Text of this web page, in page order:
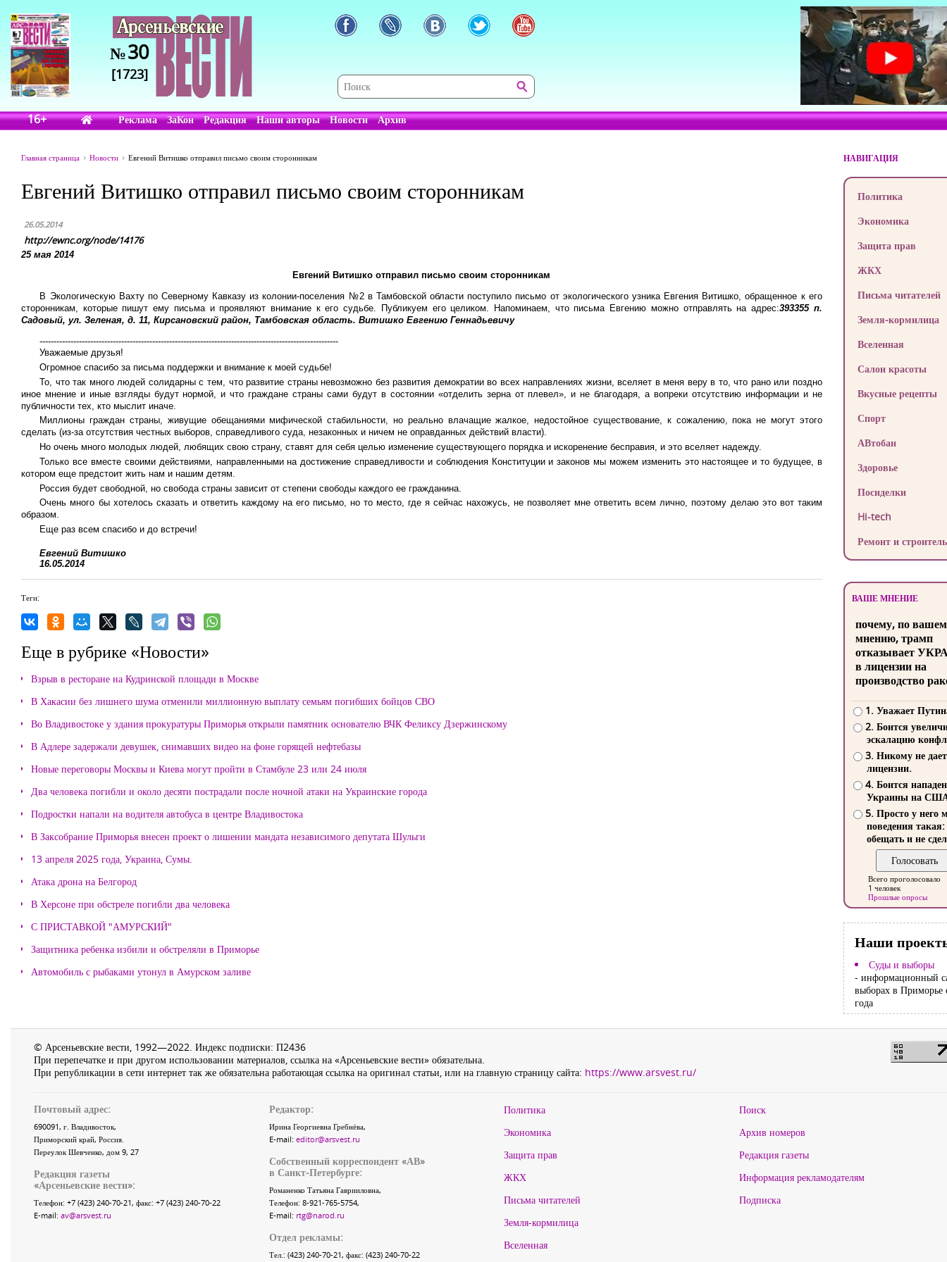
№30
[1723]
16+ Реклама ЗаКон Редакция Наши авторы Новости Архив
Главная страница Новости Евгений Витишко отправил письмо своим сторонникам
Евгений Витишко отправил письмо своим сторонникам
26.05.2014
http://ewnc.org/node/14176
25 мая 2014
Евгений Витишко отправил письмо своим сторонникам
В Экологическую Вахту по Северному Кавказу из колонии-поселения №2 в Тамбовской области поступило письмо от экологического узника Евгения Витишко, обращенное к его
сторонникам, которые пишут ему письма и проявляют внимание к его судьбе. Публикуем его целиком. Напоминаем, что письма Евгению можно отправлять на адрес:393355 п.
Садовый, ул. Зеленая, д. 11, Кирсановский район, Тамбовская область. Витишко Евгению Геннадьевичу
----------------------------------------------------------------------------------------------------------
Уважаемые друзья!
Огромное спасибо за письма поддержки и внимание к моей судьбе!
То, что так много людей солидарны с тем, что развитие страны невозможно без развития демократии во всех направлениях жизни, вселяет в меня веру в то, что рано или поздно
иное мнение и иные взгляды будут нормой, и что граждане страны сами будут в состоянии «отделить зерна от плевел», и не благодаря, а вопреки отсутствию информации и не
публичности тех, кто мыслит иначе.
Миллионы граждан страны, живущие обещаниями мифической стабильности, но реально влачащие жалкое, недостойное существование, к сожалению, пока не могут этого
сделать (из-за отсутствия честных выборов, справедливого суда, незаконных и ничем не оправданных действий власти).
Но очень много молодых людей, любящих свою страну, ставят для себя целью изменение существующего порядка и искоренение бесправия, и это вселяет надежду.
Только все вместе своими действиями, направленными на достижение справедливости и соблюдения Конституции и законов мы можем изменить это настоящее и то будущее, в
котором еще предстоит жить нам и нашим детям.
Россия будет свободной, но свобода страны зависит от степени свободы каждого ее гражданина.
Очень много бы хотелось сказать и ответить каждому на его письмо, но то место, где я сейчас нахожусь, не позволяет мне ответить всем лично, поэтому делаю это вот таким
образом.
Еще раз всем спасибо и до встречи!
Евгений Витишко
16.05.2014
Теги:
Еще в рубрике «Новости»
Взрыв в ресторане на Кудринской площади в Москве
В Хакасии без лишнего шума отменили миллионную выплату семьям погибших бойцов СВО
Во Владивостоке у здания прокуратуры Приморья открыли памятник основателю ВЧК Феликсу Дзержинскому
В Адлере задержали девушек, снимавших видео на фоне горящей нефтебазы
Новые переговоры Москвы и Киева могут пройти в Стамбуле 23 или 24 июля
Два человека погибли и около десяти пострадали после ночной атаки на Украинские города
Подростки напали на водителя автобуса в центре Владивостока
В Заксобрание Приморья внесен проект о лишении мандата независимого депутата Шульги
13 апреля 2025 года, Украина, Сумы.
Атака дрона на Белгород
В Херсоне при обстреле погибли два человека
С ПРИСТАВКОЙ "АМУРСКИЙ"
Защитника ребенка избили и обстреляли в Приморье
Автомобиль с рыбаками утонул в Амурском заливе
НАВИГАЦИЯ
Политика
Экономика
Защита прав
ЖКХ
Письма читателей
Земля-кормилица
Вселенная
Салон красоты
Вкусные рецепты
Спорт
АВтобан
Здоровье
Посиделки
Hi-tech
Ремонт и
ВАШЕ МНЕНИЕ
почему, по
мнению, трамп
отказывает
в лицензии на
производство
1. Уважает
2. Боится
эскалацию
3. Никому не
лицензии.
4. Боится
Украины на
5. Просто у него
поведения такая:
обещать и не
Всего проголосовало
1 человек
Прошлые опросы
Наши
Суды и выборы
- информационный
выборах в Приморье
года
© Арсеньевские вести, 1992—2022. Индекс подписки: П2436
При перепечатке и при другом использовании материалов, ссылка на «Арсеньевские вести» обязательна.
При републикации в сети интернет так же обязательна работающая ссылка на оригинал статьи, или на главную страницу сайта: https://www.arsvest.ru/
Почтовый адрес:
690091, г. Владивосток,
Приморский край, Россия.
Переулок Шевченко, дом 9, 27
Редакция газеты
«Арсеньевские вести»:
Телефон: +7 (423) 240-70-21, факс: +7 (423) 240-70-22
E-mail: av@arsvest.ru
Редактор:
Ирина Георгиевна Гребнёва,
E-mail: editor@arsvest.ru
Собственный корреспондент «АВ»
в Санкт-Петербурге:
Романенко Татьяна Гаврииловна,
Телефон: 8-921-765-5754,
E-mail: rtg@narod.ru
Отдел рекламы:
Тел.: (423) 240-70-21, факс: (423) 240-70-22
Политика
Экономика
Защита прав
ЖКХ
Письма читателей
Земля-кормилица
Вселенная
Поиск
Архив номеров
Редакция газеты
Информация рекламодателям
Подписка